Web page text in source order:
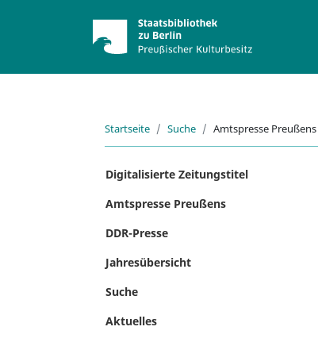
Startseite Suche Amtspresse Preußens
Digitalisierte Zeitungstitel
Amtspresse Preußens
DDR-Presse
Jahresübersicht
Suche
Aktuelles